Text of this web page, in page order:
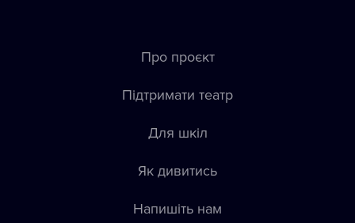
Про проєкт
Підтримати театр
Для шкіл
Як дивитись
Напишіть нам